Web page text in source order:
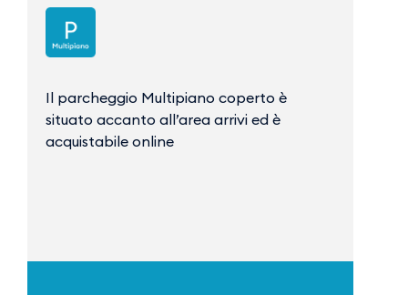
Il parcheggio Multipiano coperto è
situato accanto all’area arrivi ed è
acquistabile online